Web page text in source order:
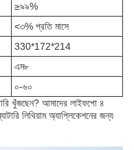
≥৯৯%
<৩% প্রতি মাসে
330*172*214
এম৮
০-৬০
খুঁজছেন? আমাদের লাইফপো ৪
লিথিয়াম অ্যাপ্লিকেশনের জন্য